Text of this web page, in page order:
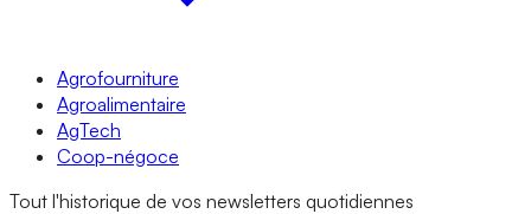
Agrofourniture
Agroalimentaire
AgTech
Coop-négoce
Tout l'historique de vos newsletters quotidiennes